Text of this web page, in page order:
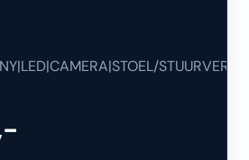
STUURVERW|